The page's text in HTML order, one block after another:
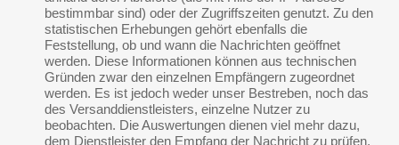
bestimmbar sind) oder der Zugriffszeiten genutzt. Zu den
statistischen Erhebungen gehört ebenfalls die
Feststellung, ob und wann die Nachrichten geöffnet
werden. Diese Informationen können aus technischen
Gründen zwar den einzelnen Empfängern zugeordnet
werden. Es ist jedoch weder unser Bestreben, noch das
des Versanddienstleisters, einzelne Nutzer zu
beobachten. Die Auswertungen dienen viel mehr dazu,
dem Dienstleister den Empfang der Nachricht zu prüfen,